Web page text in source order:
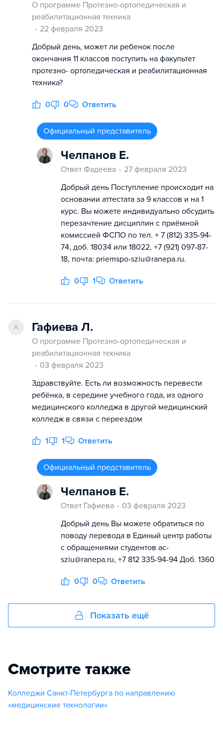
О программе Протезно-ортопедическая и
реабилитационная техника
22 февраля 2023
Добрый день, может ли ребенок после
окончания 11 классов поступить на факультет
протезно- ортопедическая и реабилитационная
техника?
0 0 Ответить
Официальный представитель
Челпанов Е.
Ответ Фадеева
27 февраля 2023
Добрый день Поступление происходит на
основании аттестата за 9 классов и на 1
курс. Вы можете индивидуально обсудить
перезачтение дисциплин с приёмной
комиссией ФСПО по тел. + 7 (812) 335-94-
74, доб. 18034 или 18022, +7 (921) 097-87-
18, почта: priemspo-sziu@ranepa.ru.
0 1 Ответить
Гафиева Л.
О программе Протезно-ортопедическая и
реабилитационная техника
03 февраля 2023
Здравствуйте. Есть ли возможность перевести
ребёнка, в середине учебного года, из одного
медицинского колледжа в другой медицинский
колледж в связи с переездом
1 1 Ответить
Официальный представитель
Челпанов Е.
Ответ Гафиева
03 февраля 2023
Добрый день Вы можете обратиться по
поводу перевода в Единый центр работы
с обращениями студентов ac-
sziu@ranepa.ru, +7 812 335-94-94 Доб. 1360
0 0 Ответить
Показать ещё
Смотрите также
Колледжи Санкт-Петербурга по направлению
«медицинские технологии»